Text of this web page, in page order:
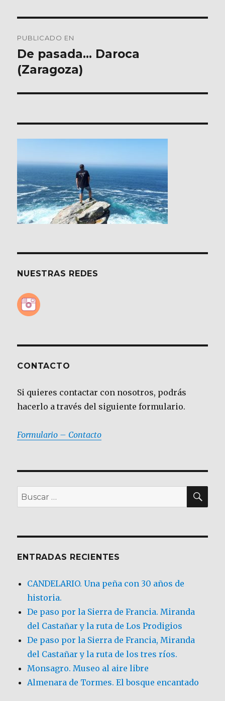
de
entradas
PUBLICADO EN
De pasada… Daroca
(Zaragoza)
NUESTRAS REDES
CONTACTO
Si quieres contactar con nosotros, podrás
hacerlo a través del siguiente formulario.
Formulario – Contacto
Buscar
por:
ENTRADAS RECIENTES
CANDELARIO. Una peña con 30 años de
historia.
De paso por la Sierra de Francia. Miranda
del Castañar y la ruta de Los Prodigios
De paso por la Sierra de Francia, Miranda
del Castañar y la ruta de los tres ríos.
Monsagro. Museo al aire libre
Almenara de Tormes. El bosque encantado